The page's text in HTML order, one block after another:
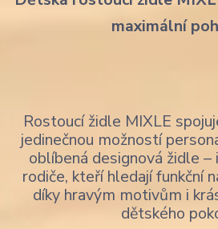
maximální
Rostoucí židle MIXLE
jedinečnou možností
oblíbená designová židle
rodiče, kteří hledají funkční
díky hravým motivům i
dětského